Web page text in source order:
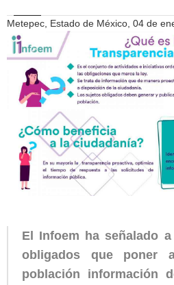
Metepec, Estado de México, 04 de
El Infoem ha señalado
obligados que poner
población información